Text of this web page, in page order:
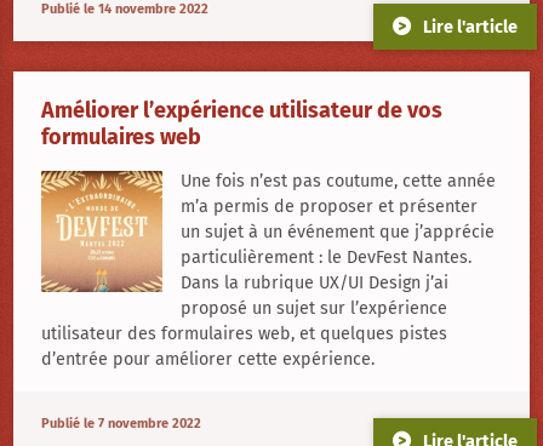
Publié le 14 novembre 2022
Lire l'article
Améliorer l’expérience utilisateur de vos
formulaires web
Une fois n’est pas coutume, cette année
m’a permis de proposer et présenter
un sujet à un événement que j’apprécie
particulièrement : le DevFest Nantes.
Dans la rubrique UX/UI Design j’ai
proposé un sujet sur l’expérience
utilisateur des formulaires web, et quelques pistes
d’entrée pour améliorer cette expérience.
Publié le 7 novembre 2022
Lire l'article